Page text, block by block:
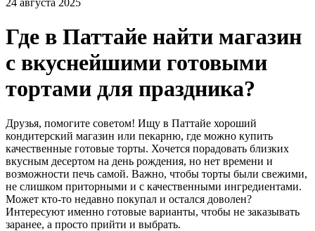
24 августа 2025
Где в Паттайе найти магазин
с вкуснейшими готовыми
тортами для праздника?
Друзья, помогите советом! Ищу в Паттайе хороший
кондитерский магазин или пекарню, где можно купить
качественные готовые торты. Хочется порадовать близких
вкусным десертом на день рождения, но нет времени и
возможности печь самой. Важно, чтобы торты были свежими,
не слишком приторными и с качественными ингредиентами.
Может кто-то недавно покупал и остался доволен?
Интересуют именно готовые варианты, чтобы не заказывать
заранее, а просто прийти и выбрать.